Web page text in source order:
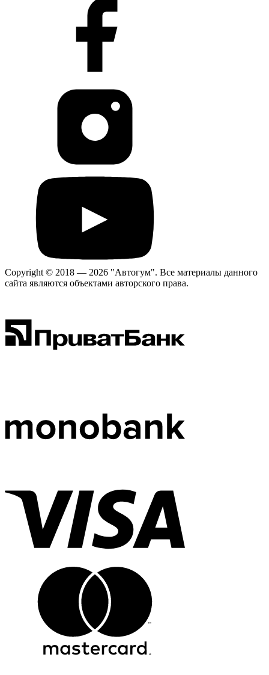
Copyright © 2018 — 2026 "Автогум". Все материалы данного
сайта являются объектами авторского права.